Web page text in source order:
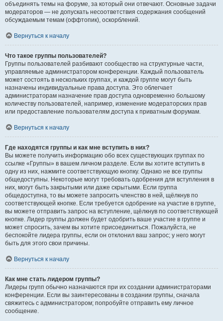
объединять темы на форуме, за который они отвечают. Основные задачи
модераторов — не допускать несоответствия содержания сообщений
обсуждаемым темам (оффтопик), оскорблений.
Вернуться к началу
Что такое группы пользователей?
Группы пользователей разбивают сообщество на структурные части,
управляемые администратором конференции. Каждый пользователь
может состоять в нескольких группах, и каждой группе могут быть
назначены индивидуальные права доступа. Это облегчает
администраторам назначение прав доступа одновременно большому
количеству пользователей, например, изменение модераторских прав
или предоставление пользователям доступа к приватным форумам.
Вернуться к началу
Где находятся группы и как мне вступить в них?
Вы можете получить информацию обо всех существующих группах по
ссылке «Группы» в вашем личном разделе. Если вы хотите вступить в
одну из них, нажмите соответствующую кнопку. Однако не все группы
общедоступны. Некоторые могут требовать одобрения для вступления в
них, могут быть закрытыми или даже скрытыми. Если группа
общедоступна, то вы можете запросить членство в ней, щёлкнув по
соответствующей кнопке. Если требуется одобрение на участие в группе,
вы можете отправить запрос на вступление, щёлкнув по соответствующей
кнопке. Лидер группы должен будет одобрить ваше участие в группе и
может спросить, зачем вы хотите присоединиться. Пожалуйста, не
беспокойте лидера группы, если он отклонил ваш запрос; у него могут
быть для этого свои причины.
Вернуться к началу
Как мне стать лидером группы?
Лидеры групп обычно назначаются при их создании администраторами
конференции. Если вы заинтересованы в создании группы, сначала
свяжитесь с администратором; попробуйте отправить ему личное
сообщение.